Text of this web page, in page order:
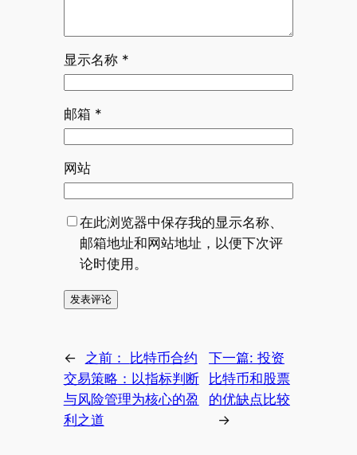
显示名称 *
邮箱 *
网站
在此浏览器中保存我的显示名称、
邮箱地址和网站地址，以便下次评
论时使用。
← 之前：
比特币合约
交易策略：以指标判断
与风险管理为核心的盈
利之道
下一篇: 投资
比特币和股票
的优缺点比较
→